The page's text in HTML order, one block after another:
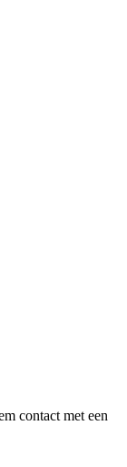
Gereed
contact met een